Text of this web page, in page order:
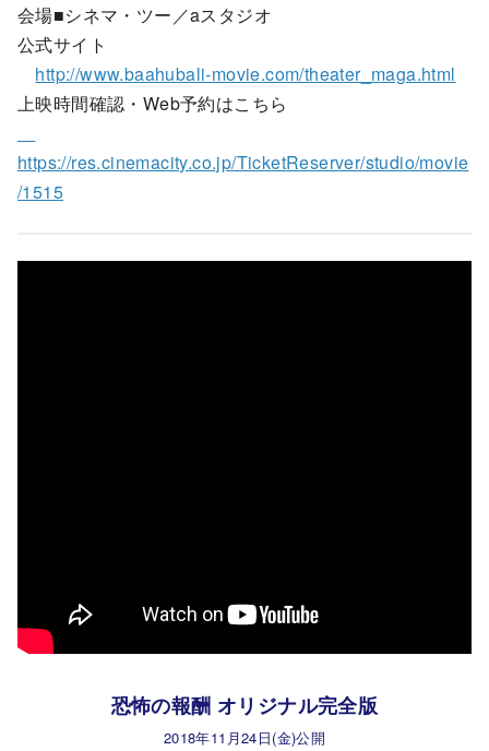
会場■シネマ・ツー／aスタジオ
公式サイト
http://www.baahubali-movie.com/theater_maga.html
上映時間確認・Web予約はこちら
https://res.cinemacity.co.jp/TicketReserver/studio/movie
/1515
恐怖の報酬 オリジナル完全版
2018年11月24日(金)公開